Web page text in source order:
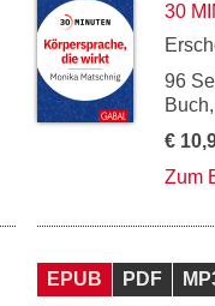
30
96
€
Zum
EPUB PDF